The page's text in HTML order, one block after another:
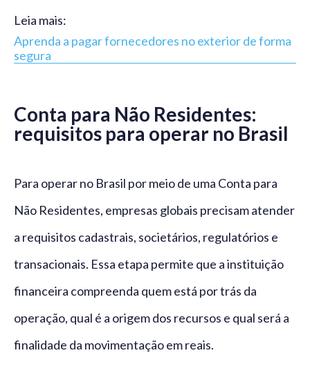
Leia mais:
Aprenda a pagar fornecedores no exterior de forma
segura
Conta para Não Residentes:
requisitos para operar no Brasil
Para operar no Brasil por meio de uma Conta para
Não Residentes, empresas globais precisam atender
a requisitos cadastrais, societários, regulatórios e
transacionais. Essa etapa permite que a instituição
financeira compreenda quem está por trás da
operação, qual é a origem dos recursos e qual será a
finalidade da movimentação em reais.